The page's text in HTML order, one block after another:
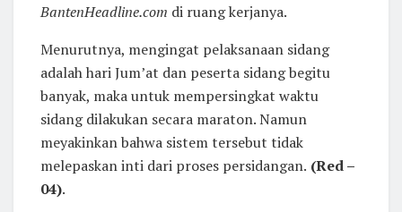
BantenHeadline.com di ruang kerjanya.
Menurutnya, mengingat pelaksanaan sidang
adalah hari Jum’at dan peserta sidang begitu
banyak, maka untuk mempersingkat waktu
sidang dilakukan secara maraton. Namun
meyakinkan bahwa sistem tersebut tidak
melepaskan inti dari proses persidangan. (Red –
04).